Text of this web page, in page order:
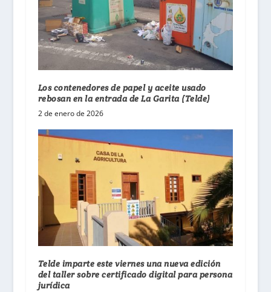
Los contenedores de papel y aceite usado
rebosan en la entrada de La Garita (Telde)
2 de enero de 2026
Telde imparte este viernes una nueva edición
del taller sobre certificado digital para persona
jurídica